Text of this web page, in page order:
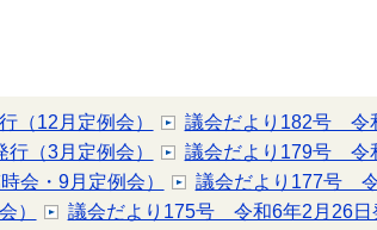
12月定例会）
議会だより182号 令
（3月定例会）
議会だより179号 令
会・9月定例会）
議会だより177号 令
）
議会だより175号 令和6年2月26日